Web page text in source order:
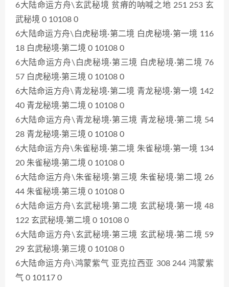
6大陆命运方舟\玄武秘境 贫瘠的呐喊之地 251 253 玄
武秘境 0 10108 0
6大陆命运方舟\白虎秘境·第二境 白虎秘境·第一境 116
18 白虎秘境·第二境 0 10108 0
6大陆命运方舟\白虎秘境·第三境 白虎秘境·第二境 76
57 白虎秘境·第三境 0 10108 0
6大陆命运方舟\青龙秘境·第二境 青龙秘境·第一境 142
40 青龙秘境·第二境 0 10108 0
6大陆命运方舟\青龙秘境·第三境 青龙秘境·第二境 54
28 青龙秘境·第三境 0 10108 0
6大陆命运方舟\朱雀秘境·第二境 朱雀秘境·第一境 134
20 朱雀秘境·第二境 0 10108 0
6大陆命运方舟\朱雀秘境·第三境 朱雀秘境·第二境 26
44 朱雀秘境·第三境 0 10108 0
6大陆命运方舟\玄武秘境·第二境 玄武秘境·第一境 48
122 玄武秘境·第二境 0 10108 0
6大陆命运方舟\玄武秘境·第三境 玄武秘境·第二境 59
29 玄武秘境·第三境 0 10108 0
6大陆命运方舟\鸿蒙紫气 亚克拉西亚 308 244 鸿蒙紫
气 0 10117 0